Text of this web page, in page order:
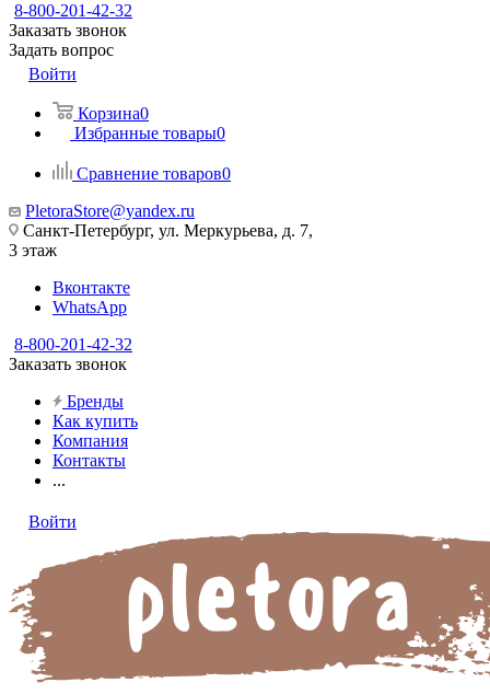
8-800-201-42-32
Заказать звонок
Задать вопрос
Войти
Корзина0
Избранные товары0
Сравнение товаров0
PletoraStore@yandex.ru
Санкт-Петербург, ул. Меркурьева, д. 7,
3 этаж
Вконтакте
WhatsApp
8-800-201-42-32
Заказать звонок
Бренды
Как купить
Компания
Контакты
...
Войти